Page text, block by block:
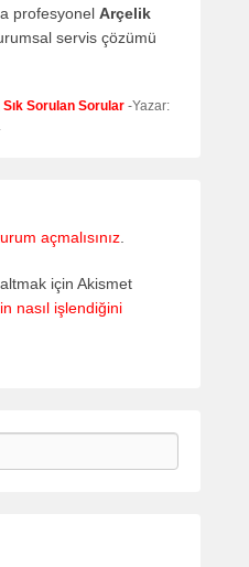
profesyonel Arçelik
servis çözümü
Sık Sorulan Sorular -Yazar:
.
açmalısınız
için Akismet
nasıl işlendiğini